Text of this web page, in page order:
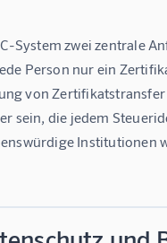
Person nur ein
von
sein, die jedem
Institutionen